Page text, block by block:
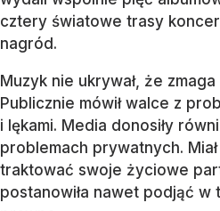
cztery światowe trasy
nagród.
Muzyk nie ukrywał, że
Publicznie mówił walce z
i lękami. Media donosiły
problemach prywatnych.
traktować swoje życiowe
postanowiła nawet podjąć w